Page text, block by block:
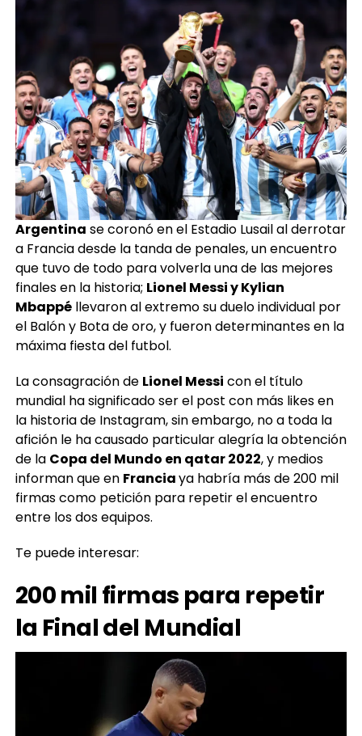
Argentina se coronó en el Estadio Lusail al derrotar
a Francia desde la tanda de penales, un encuentro
que tuvo de todo para volverla una de las mejores
finales en la historia; Lionel Messi y Kylian
Mbappéllevaron al extremo su duelo individual por
el Balón y Bota de oro, y fueron determinantes en la
máxima fiesta del futbol.
La consagración de Lionel Messi con el título
mundial ha significado ser el post con más likes en
la historia de Instagram, sin embargo, no a toda la
afición le ha causado particular alegría la obtención
de la Copa del Mundo en qatar 2022, y medios
informan que en Franciaya habría más de 200 mil
firmas como petición para repetir el encuentro
entre los dos equipos.
Te puede interesar:
200 mil firmas para repetir
la Final del Mundial